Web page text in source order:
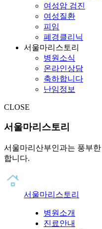
여성암 검진
여성질환
피임
폐경클리닉
서울마리스토리
병원소식
온라인상담
축하합니다
난임정보
CLOSE
서울마리스토리
서울마리산부인과는 풍부
합니다.
서울마리스토리
병원소개
진료안내